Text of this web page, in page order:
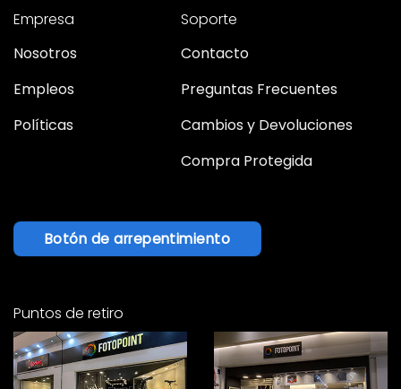
Empresa
Nosotros
Empleos
Políticas
Soporte
Contacto
Preguntas Frecuentes
Cambios y Devoluciones
Compra Protegida
Botón de arrepentimiento
Puntos de retiro